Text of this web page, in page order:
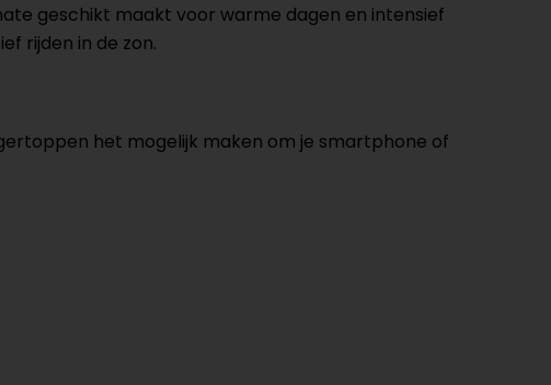
geschikt maakt voor warme dagen en intensief
rijden in de zon.
het mogelijk maken om je smartphone of